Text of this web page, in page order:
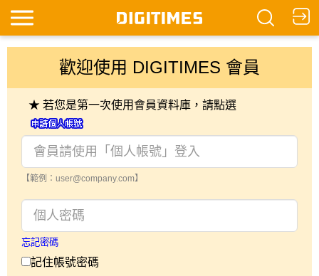
歡迎使用 DIGITIMES 會員
★ 若您是第一次使用會員資料庫，請點選
【範例：user@company.com】
忘記密碼
記住帳號密碼